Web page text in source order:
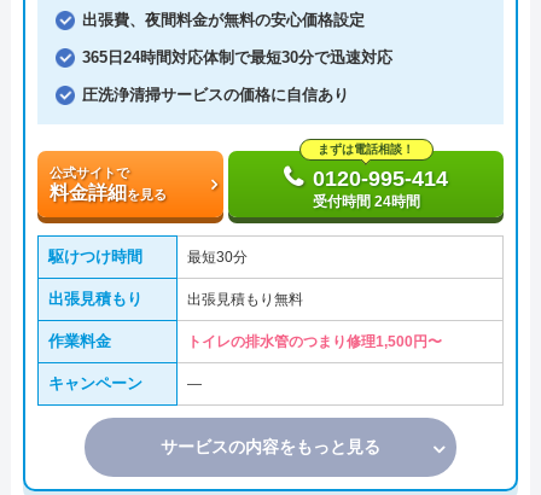
出張費、夜間料金が無料の安心価格設定
365日24時間対応体制で最短30分で迅速対応
圧洗浄清掃サービスの価格に自信あり
公式サイトで
料金詳細を見る
まずは電話相談！
0120-995-414
受付時間 24時間
駆けつけ時間 最短30分
出張見積もり 出張見積もり無料
作業料金 トイレの排水管のつまり修理1,500円〜
キャンペーン ―
サービスの内容をもっと見る